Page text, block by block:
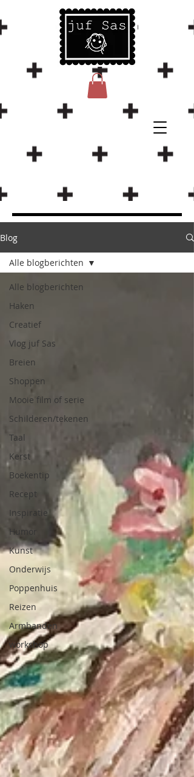
Blog
Alle blogberichten
Haken
Creatief
Vlog juf Sas
Breien
Shoppen
Mooie film of serie
Schilderen/tekenen
Taal
Kerst
Boekentip
Recept
Inspiratie
Humor
Kunst
Onderwijs
Poppenhuis
Reizen
Armbanden
workshop
Alle blogberichten